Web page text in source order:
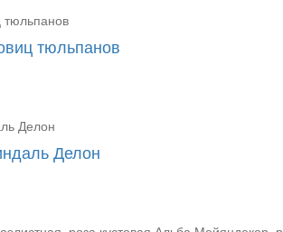
тюльпанов
Делон